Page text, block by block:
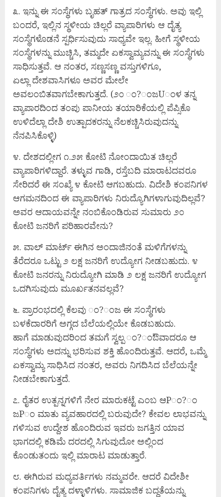
೩. ಇನ್ನು ಈ ಸಂಸ್ಥೆಗಳು ಬೃಹತ್ ಗಾತ್ರದ ಸಂಸ್ಥೆಗಳು. ಅವು ಇಲ್ಲಿ
ಬಂದರೆ, ಇಲ್ಲಿನ ಸ್ಥಳೀಯ ಚಿಲ್ಲರೆ ವ್ಯಾಪಾರಿಗಳು ಆ ದೈತ್ಯ
ಸಂಸ್ಥೆಗಳೊಡನೆ ಸ್ಪರ್ಧಿಸುವುದು ಸಾಧ್ಯವೇ ಇಲ್ಲ. ಹೀಗೆ ಸ್ಥಳೀಯ
ಸಂಸ್ಥೆಗಳನ್ನು ಮುಚ್ಚಿಸಿ, ತಮ್ಮದೇ ಏಕಸ್ವಾಮ್ಯವನ್ನು ಈ ಸಂಸ್ಥೆಗಳು
ಸಾಧಿಸುತ್ತವೆ. ಆ ನಂತರ, ಸಣ್ಣಸಣ್ಣ ವಸ್ತುಗಳಿಗೂ,
ಏಲ್ಲಾ ದೇಶವಾಸಿಗಳೂ ಅವರ ಮೇಲೇ
ಅವಲಂಬಿತವಾಗಬೇಕಾಗುತ್ತದೆ. (೨೦ ಂ?ಂಜUಂಳ ತನ್ನ
ವ್ಯಾಪಾರದಿಂದ ತಂಪು ಪಾನೀಯ ತಯಾರಿಕೆಯಲ್ಲಿ ಪೆಪ್ಸಿಕೊ
ಉಳಿದೆಲ್ಲಾ ದೇಶಿ ಉತ್ಪಾದಕರನ್ನು ನೆಲಕಚ್ಚಿಸಿರುವುದನ್ನು
ನೆನಪಿಸಿಕೊಳ್ಳಿ)
೪. ದೇಶದಲ್ಲೀಗ ೧.೨೫ ಕೋಟಿ ನೋಂದಾಯಿತ ಚಿಲ್ಲರೆ
ವ್ಯಾಪಾರಿಗಳಿದ್ದಾರೆ. ತಳ್ಳುವ ಗಾಡಿ, ರಸ್ತೆಬದಿ ಮಾರಾಟದವರೂ
ಸೇರಿದರೆ ಈ ಸಂಖ್ಯೆ ೪ ಕೋಟಿ ಆಗಬಹುದು. ವಿದೇಶಿ ಕಂಪನಿಗಳ
ಆಗಮನದಿಂದ ಈ ವ್ಯಾಪಾರಿಗಳು ನಿರುದ್ಯೊಗಿಗಳಾಗುವುದಿಲ್ಲವೆ?
ಅವರ ಆದಾಯವನ್ನೇ ನಂಬಿಕೊಂಡಿರುವ ಸುಮಾರು ೨೦
ಕೋಟಿ ಜನರಿಗೆ ಪರಿಹಾರವೇನು?
೫. ವಾಲ್ ಮಾರ್ಟ್ ಈಗಿನ ಅಂದಾಜಿನಂತೆ ಮಳಿಗೆಗಳನ್ನು
ತೆರೆದರೂ ಒಟ್ಟು ೨ ಲಕ್ಷ ಜನರಿಗೆ ಉದ್ಯೋಗ ನೀಡಬಹುದು. ೪
ಕೋಟಿ ಜನರನ್ನು ನಿರುದ್ಯೋಗಿ ಮಾಡಿ ೨ ಲಕ್ಷ ಜನರಿಗೆ ಉದ್ಯೋಗ
ಒದಗಿಸುವುದು ಮೂರ್ಖತನವಲ್ಲವೆ?
೬. ಪ್ರಾರಂಭದಲ್ಲಿ ಕೆಲವು ಂ?ಂಜ ಈ ಸಂಸ್ಥೆಗಳು
ಬಳಕೆದಾರರಿಗೆ ಅಗ್ಗದ ಬೆಲೆಯಲ್ಲಿಯೇ ಕೊಡಬಹುದು.
ಹಾಗೆ ಮಾಡುವುದರಿಂದ ತಮಗೆ ಸ್ವಲ್ಪ ಂ?ಂಔವಾದರೂ ಆ
ಸಂಸ್ಥೆಗಳು ಅದನ್ನು ಭರಿಸುವ ಶಕ್ತಿ ಹೊಂದಿರುತ್ತವೆ. ಆದರೆ, ಒಮ್ಮೆ
ಏಕಸ್ವಾಮ್ಯ ಸಾಧಿಸಿದ ನಂತರ, ಅವರು ನಿಗದಿಸಿದ ಬೆಲೆಯನ್ನೇ
ನೀಡಬೇಕಾಗುತ್ತದೆ.
೭. ರೈತರ ಉತ್ಪನ್ನಗಳಿಗೆ ನೇರ ಮಾರುಕಟ್ಟೆ ಎಂಬ ಆPಂ?ಂ
ಜPಂ ಮಾತು ವ್ಯವಹಾರದಲ್ಲಿ ಬರುವುದೇ? ಕೇವಲ ಲಾಭವನ್ನು
ಗಳಿಸುವ ಉದ್ದೇಶ ಹೊಂದಿರುವ ಇವರು ಜಗತ್ತಿನ ಯಾವ
ಭಾಗದಲ್ಲಿ ಕಡಿಮೆ ದರದಲ್ಲಿ ಸಿಗುವುದೋ ಅಲ್ಲಿಂದ
ಕೊಂಡುತಂದು ಇಲ್ಲಿ ಮಾರಾಟ ಮಾಡುತ್ತಾರೆ.
೮. ಈಗಿರುವ ಮಧ್ಯವರ್ತಿಗಳು ನಮ್ಮವರೇ. ಆದರೆ ವಿದೇಶೀ
ಕಂಪನಿಗಳು ದೈತ್ಯ ದಳ್ಳಾಳಿಗಳು. ಸಾಮಾಜಿಕ ಬದ್ಧತೆಯನ್ನು